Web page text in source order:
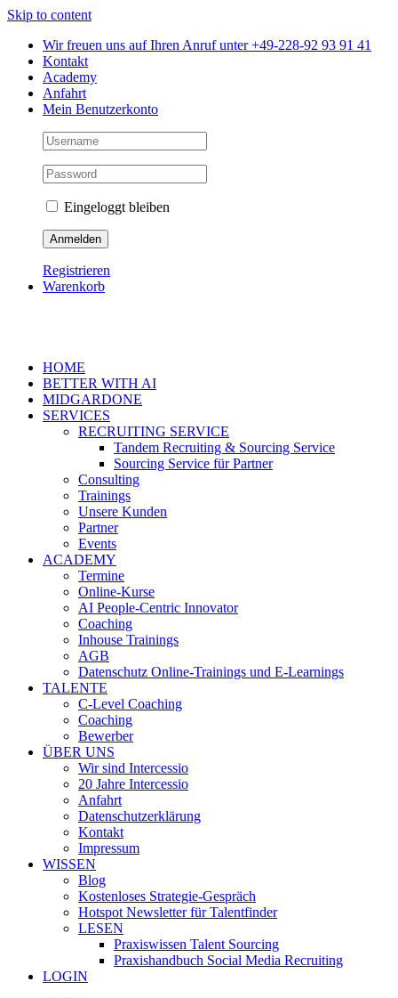
Skip to content
Wir freuen uns auf Ihren Anruf unter +49-228-92 93 91 41
Kontakt
Academy
Anfahrt
Mein Benutzerkonto
Eingeloggt bleiben
Registrieren
Warenkorb
HOME
BETTER WITH AI
MIDGARDONE
SERVICES
RECRUITING SERVICE
Tandem Recruiting & Sourcing Service
Sourcing Service für Partner
Consulting
Trainings
Unsere Kunden
Partner
Events
ACADEMY
Termine
Online-Kurse
AI People-Centric Innovator
Coaching
Inhouse Trainings
AGB
Datenschutz Online-Trainings und E-Learnings
TALENTE
C-Level Coaching
Coaching
Bewerber
ÜBER UNS
Wir sind Intercessio
20 Jahre Intercessio
Anfahrt
Datenschutzerklärung
Kontakt
Impressum
WISSEN
Blog
Kostenloses Strategie-Gespräch
Hotspot Newsletter für Talentfinder
LESEN
Praxiswissen Talent Sourcing
Praxishandbuch Social Media Recruiting
LOGIN